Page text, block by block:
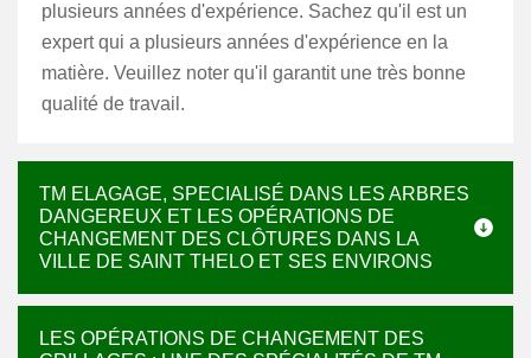
plusieurs années d'expérience. Sachez qu'il est un
expert qui a plusieurs années d'expérience en la
matière. Veuillez noter qu'il garantit une très bonne
qualité de travail.
TM ELAGAGE, SPECIALISÉ DANS LES ARBRES
DANGEREUX ET LES OPÉRATIONS DE
CHANGEMENT DES CLÔTURES DANS LA
VILLE DE SAINT THELO ET SES ENVIRONS
LES OPÉRATIONS DE CHANGEMENT DES